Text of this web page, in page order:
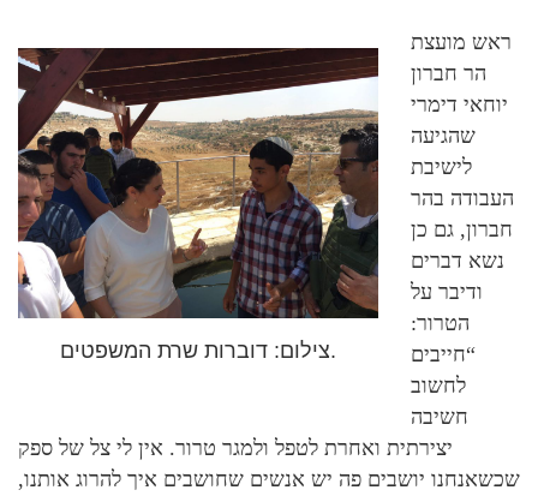
צילום: דוברות שרת המשפטים.
ראש מועצת
הר חברון
יוחאי דימרי
שהגיעה
לישיבת
העבודה בהר
חברון, גם כן
נשא דברים
ודיבר על
הטרור:
“חייבים
לחשוב
חשיבה
יצירתית ואחרת לטפל ולמגר טרור. אין לי צל של ספק
שכשאנחנו יושבים פה יש אנשים שחושבים איך להרוג אותנו,